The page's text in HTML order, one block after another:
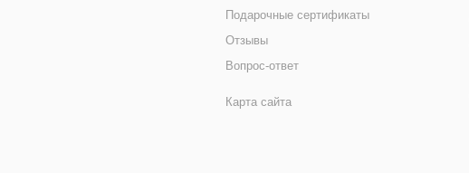
Подарочные сертификаты
Отзывы
Вопрос-ответ
Карта сайта